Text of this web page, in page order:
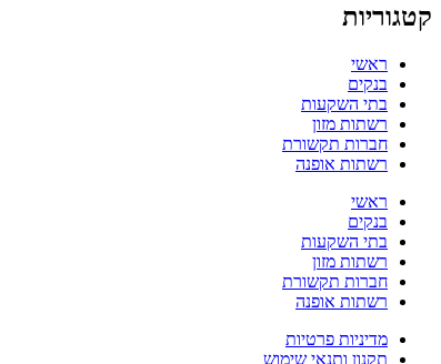
קטגוריות
ראשי
בנקים
בתי השקעות
רשתות מזון
חברות תקשורת
רשתות אופנה
ראשי
בנקים
בתי השקעות
רשתות מזון
חברות תקשורת
רשתות אופנה
מדיניות פרטיות
תקנון ותנאי שימוש